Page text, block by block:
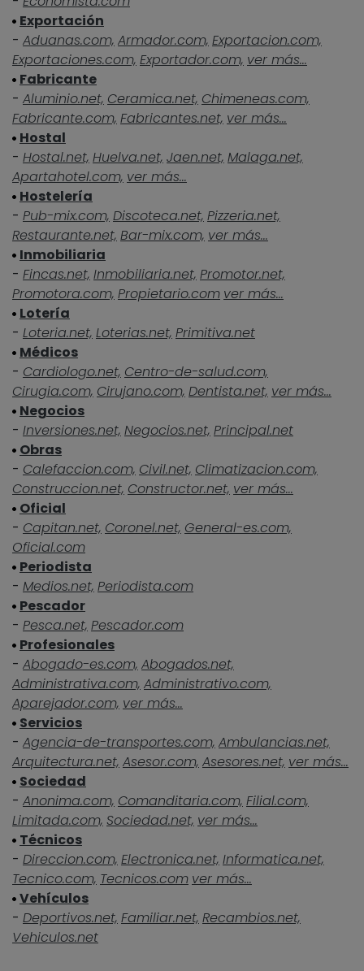
Exportación
- Aduanas.com, Armador.com, Exportacion.com,
Exportaciones.com, Exportador.com, ver más...
Fabricante
- Aluminio.net, Ceramica.net, Chimeneas.com,
Fabricante.com, Fabricantes.net, ver más...
Hostal
- Hostal.net, Huelva.net, Jaen.net, Malaga.net,
Apartahotel.com, ver más...
Hostelería
- Pub-mix.com, Discoteca.net, Pizzeria.net,
Restaurante.net, Bar-mix.com, ver más...
Inmobiliaria
- Fincas.net, Inmobiliaria.net, Promotor.net,
Promotora.com, Propietario.com ver más...
Lotería
- Loteria.net, Loterias.net, Primitiva.net
Médicos
- Cardiologo.net, Centro-de-salud.com,
Cirugia.com, Cirujano.com, Dentista.net, ver más...
Negocios
- Inversiones.net, Negocios.net, Principal.net
Obras
- Calefaccion.com, Civil.net, Climatizacion.com,
Construccion.net, Constructor.net, ver más...
Oficial
- Capitan.net, Coronel.net, General-es.com,
Oficial.com
Periodista
- Medios.net, Periodista.com
Pescador
- Pesca.net, Pescador.com
Profesionales
- Abogado-es.com, Abogados.net,
Administrativa.com, Administrativo.com,
Aparejador.com, ver más...
Servicios
- Agencia-de-transportes.com, Ambulancias.net,
Arquitectura.net, Asesor.com, Asesores.net, ver más...
Sociedad
- Anonima.com, Comanditaria.com, Filial.com,
Limitada.com, Sociedad.net, ver más...
Técnicos
- Direccion.com, Electronica.net, Informatica.net,
Tecnico.com, Tecnicos.com ver más...
Vehículos
- Deportivos.net, Familiar.net, Recambios.net,
Vehiculos.net